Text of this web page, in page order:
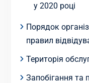
у 2020 році
Порядок
правил
Територія
Запобігання та